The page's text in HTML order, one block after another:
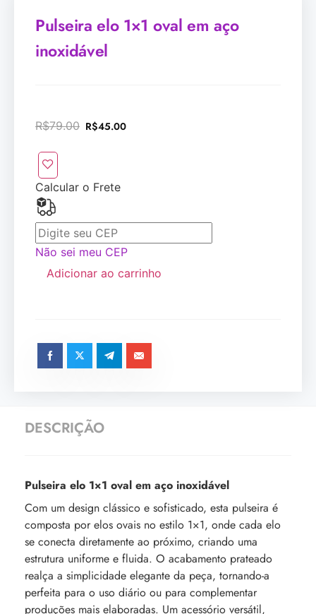
Pulseira elo 1×1 oval em aço
inoxidável
R$79.00 R$45.00
Calcular o Frete
Não sei meu CEP
Adicionar ao carrinho
DESCRIÇÃO
Pulseira elo 1×1 oval em aço inoxidável
Com um design clássico e sofisticado, esta pulseira é
composta por elos ovais no estilo 1×1, onde cada elo
se conecta diretamente ao próximo, criando uma
estrutura uniforme e fluida. O acabamento prateado
realça a simplicidade elegante da peça, tornando-a
perfeita para o uso diário ou para complementar
produções mais elaboradas. Um acessório versátil,